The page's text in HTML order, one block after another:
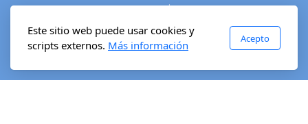
reservados.
Este sitio web puede usar cookies y
scripts externos. Más información
Acepto